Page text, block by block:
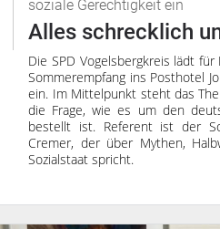
soziale Gerechtigkeit ein
Alles schrecklich
Die SPD Vogelsbergkreis lädt
Sommerempfang ins Posthotel
ein. Im Mittelpunkt steht das
die Frage, wie es um den
bestellt ist. Referent ist der
Cremer, der über Mythen,
Sozialstaat spricht.